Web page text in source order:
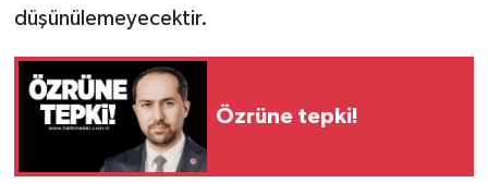
düşünülemeyecektir.
Özrüne tepki!
SİYASET